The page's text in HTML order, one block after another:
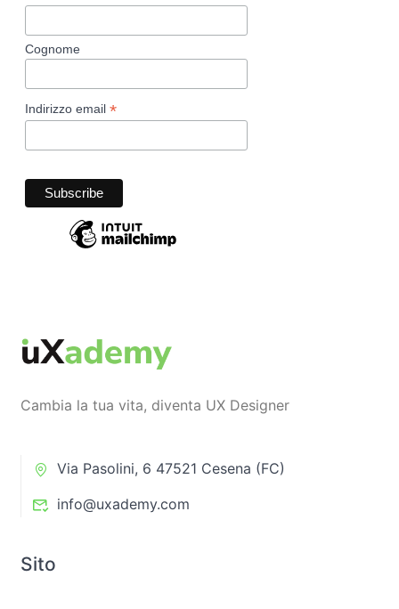
Cognome
Indirizzo email *
Cambia la tua vita, diventa UX Designer
Via Pasolini, 6 47521 Cesena (FC)
info@uxademy.com
Sito